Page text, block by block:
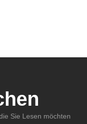
Sie Lesen möchten